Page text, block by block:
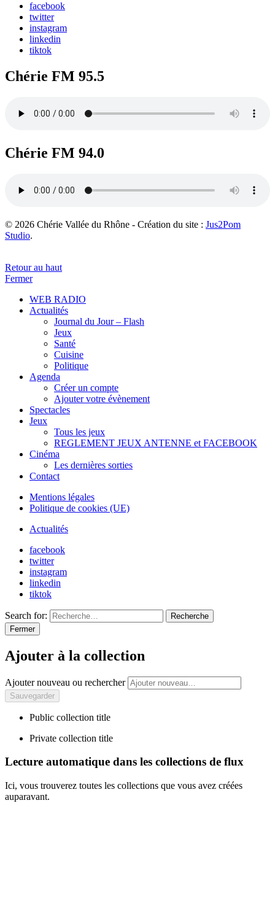
facebook
twitter
instagram
linkedin
tiktok
Chérie FM 95.5
Chérie FM 94.0
© 2026 Chérie Vallée du Rhône - Création du site : Jus2Pom
Studio.
Retour au haut
Fermer
WEB RADIO
Actualités
Journal du Jour – Flash
Jeux
Santé
Cuisine
Politique
Agenda
Créer un compte
Ajouter votre évènement
Spectacles
Jeux
Tous les jeux
REGLEMENT JEUX ANTENNE et FACEBOOK
Cinéma
Les dernières sorties
Contact
Mentions légales
Politique de cookies (UE)
Actualités
facebook
twitter
instagram
linkedin
tiktok
Search for:
Recherche
Fermer
Ajouter à la collection
Ajouter nouveau ou rechercher
Public collection title
Private collection title
Lecture automatique dans les collections de flux
Ici, vous trouverez toutes les collections que vous avez créées
auparavant.